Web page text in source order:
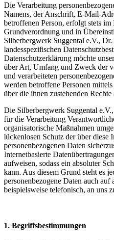
Die Verarbeitung
Namens, der Anschrift, E-Mail-
betroffenen Person, erfolgt stets
Grundverordnung und in
Silberbergwerk Suggental e.V.,
landesspezifischen
Datenschutzerklärung möchte
über Art, Umfang und Zweck der
und verarbeiteten
werden betroffene Personen
über die ihnen zustehenden Rechte
Die Silberbergwerk Suggental
für die Verarbeitung
organisatorische Maßnahmen
lückenlosen Schutz der über diese
personenbezogenen Daten
Internetbasierte
aufweisen, sodass ein absoluter
kann. Aus diesem Grund steht es
personenbezogene Daten auch auf
beispielsweise telefonisch, an uns
1. Begriffsbestimmungen